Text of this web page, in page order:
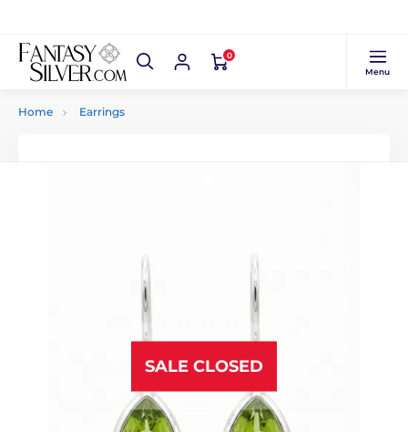
0
Menu
Home Earrings
SALE CLOSED